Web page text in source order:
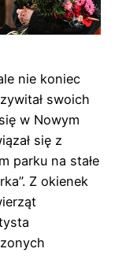
nie koniec
swoich
w Nowym
się z
parku na stałe
Z okienek